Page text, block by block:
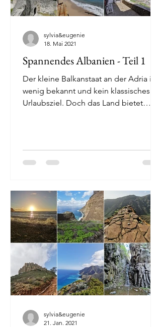
Spannendes Albanien - Teil 1
Der kleine Balkanstaat an der Adria ist
wenig bekannt und kein klassisches
Urlaubsziel. Doch das Land bietet
sylvia&eugenie
18. Mai 2021
sylvia&eugenie
21. Jan. 2021